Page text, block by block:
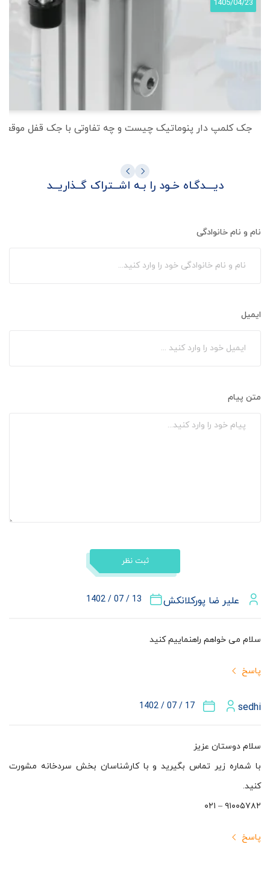
1405/04/23
جک کلمپ دار پنوماتیک چیست و چه تفاوتی با جک قفل
دیـــدگـاه خـود را بـه اشــتراک گــذاریــد
نام و نام خانوادگی
ایمیل
متن پیام
ثبت نظر
علیر ضا پورکلانکش 13 / 07 / 1402
پاسخ
سلام می خواهم راهنماییم کنید
sedhi
17 / 07 / 1402
پاسخ
سلام دوستان عزیز
با شماره زیر تماس بگیرید و با کارشناسان بخش سردخانه مشورت
کنید.
۹۱۰۰۵۷۸۲ – ۰۲۱